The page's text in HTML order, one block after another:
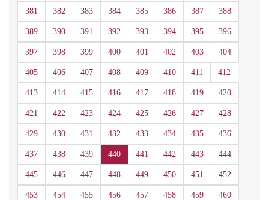
381 382 383 384 385 386 387 388
389 390 391 392 393 394 395 396
397 398 399 400 401 402 403 404
405 406 407 408 409 410 411 412
413 414 415 416 417 418 419 420
421 422 423 424 425 426 427 428
429 430 431 432 433 434 435 436
437 438 439 440 441 442 443 444
445 446 447 448 449 450 451 452
453 454 455 456 457 458 459 460